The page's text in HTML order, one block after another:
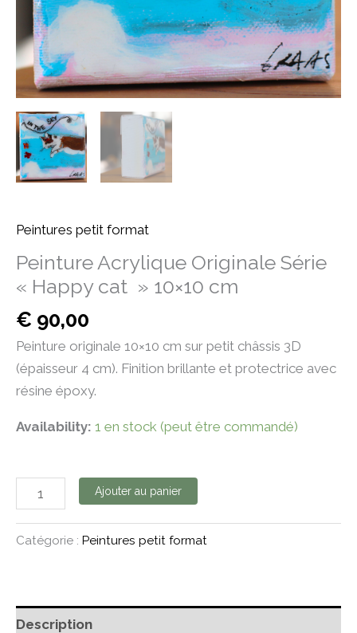
Peintures petit format
Peinture Acrylique Originale Série
« Happy cat » 10×10 cm
€ 90,00
Peinture originale 10×10 cm sur petit châssis 3D
(épaisseur 4 cm). Finition brillante et protectrice avec
résine époxy.
Availability: 1 en stock (peut être commandé)
cm
Ajouter au panier
Catégorie : Peintures petit format
Description